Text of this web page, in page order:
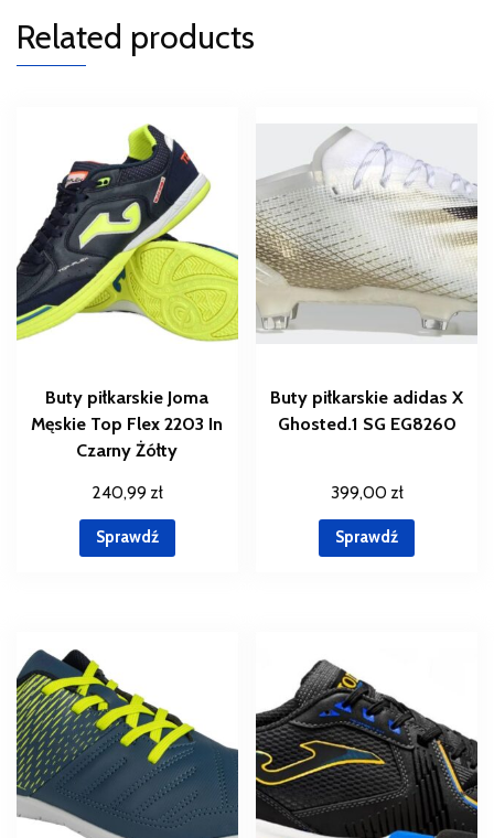
Related products
Buty piłkarskie Joma
Męskie Top Flex 2203 In
Czarny Żółty
240,99 zł
Sprawdź
Buty piłkarskie adidas X
Ghosted.1 SG EG8260
399,00 zł
Sprawdź